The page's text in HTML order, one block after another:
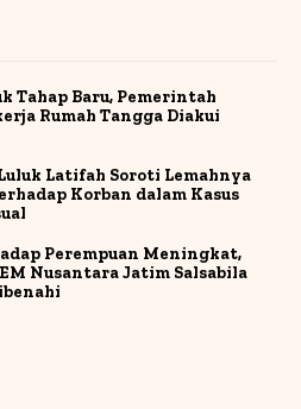
Tahap Baru, Pemerintah
Rumah Tangga Diakui
Latifah Soroti Lemahnya
Korban dalam Kasus
Perempuan Meningkat,
Nusantara Jatim Salsabila